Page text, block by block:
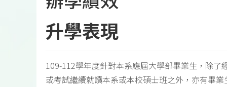
升學表現
109-112學年度針對本系應屆大學部畢業生，除了
或考試繼續就讀本系或本校碩士班之外，亦有畢業